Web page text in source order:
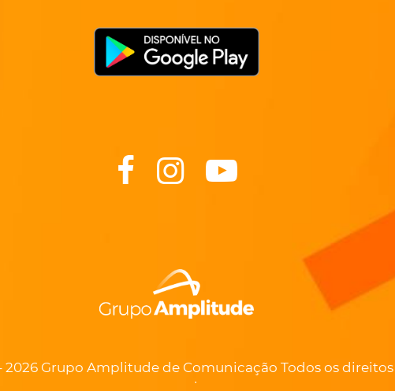
2026 Grupo Amplitude de Comunicação Todos os direitos
reservados